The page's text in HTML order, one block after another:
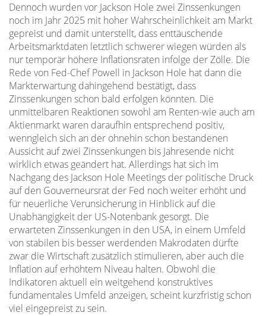
Dennoch wurden vor Jackson Hole zwei Zinssenkungen
noch im Jahr 2025 mit hoher Wahrscheinlichkeit am Markt
gepreist und damit unterstellt, dass enttäuschende
Arbeitsmarktdaten letztlich schwerer wiegen würden als
nur temporär höhere Inflationsraten infolge der Zölle. Die
Rede von Fed-Chef Powell in Jackson Hole hat dann die
Markterwartung dahingehend bestätigt, dass
Zinssenkungen schon bald erfolgen könnten. Die
unmittelbaren Reaktionen sowohl am Renten-wie auch am
Aktienmarkt waren daraufhin entsprechend positiv,
wenngleich sich an der ohnehin schon bestandenen
Aussicht auf zwei Zinssenkungen bis Jahresende nicht
wirklich etwas geändert hat. Allerdings hat sich im
Nachgang des Jackson Hole Meetings der politische Druck
auf den Gouverneursrat der Fed noch weiter erhöht und
für neuerliche Verunsicherung in Hinblick auf die
Unabhängigkeit der US-Notenbank gesorgt. Die
erwarteten Zinssenkungen in den USA, in einem Umfeld
von stabilen bis besser werdenden Makrodaten dürfte
zwar die Wirtschaft zusätzlich stimulieren, aber auch die
Inflation auf erhöhtem Niveau halten. Obwohl die
Indikatoren aktuell ein weitgehend konstruktives
fundamentales Umfeld anzeigen, scheint kurzfristig schon
viel eingepreist zu sein.